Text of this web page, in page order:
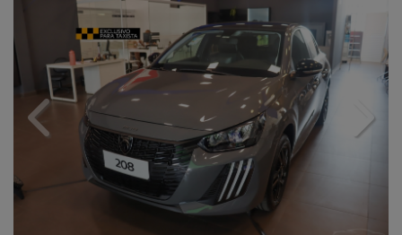
Previous Next